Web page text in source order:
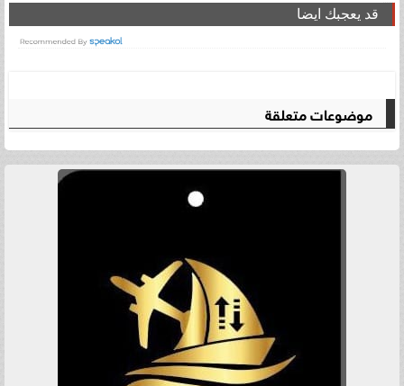
قد يعجبك ايضا
موضوعات متعلقة